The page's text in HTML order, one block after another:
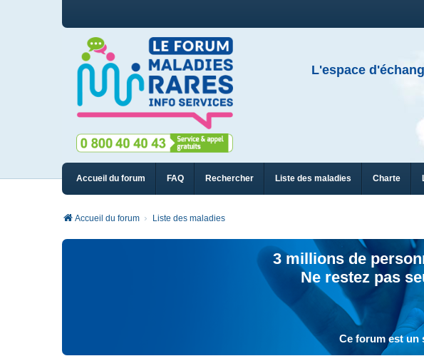
L'espace
Accueil du forum FAQ Rechercher Liste des maladies Charte
Accueil du forum Liste des maladies
3 millions de
Ne restez pas
Ce forum est un